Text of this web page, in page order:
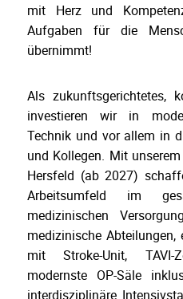
mit Herz und
Aufgaben für die
übernimmt!
Als zukunftsgerichtetes,
investieren wir in
Technik und vor allem in
und Kollegen. Mit
Hersfeld (ab 2027)
Arbeitsumfeld im
medizinischen
medizinische
mit Stroke-Unit, TAVI-
modernste OP-Säle
interdisziplinäre